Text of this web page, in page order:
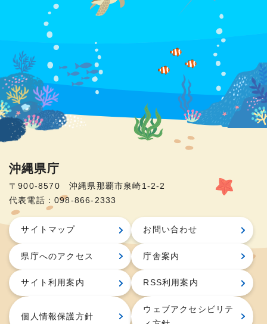
沖縄県庁
〒900-8570 沖縄県那覇市泉崎1-2-2
代表電話：098-866-2333
サイトマップ お問い合わせ
県庁へのアクセス 庁舎案内
サイト利用案内 RSS利用案内
個人情報保護方針
ウェブアクセシビリテ